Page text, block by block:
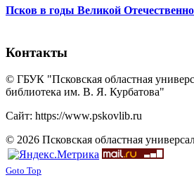
Псков в годы Великой
Контакты
© ГБУК "Псковская областная
библиотека им. В. Я. Курбатова"
Сайт: https://www.pskovlib.ru
© 2026 Псковская областная
Goto Top